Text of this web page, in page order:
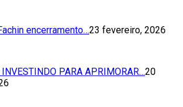
encerramento…23 fevereiro, 2026
INVESTINDO PARA APRIMORAR…20